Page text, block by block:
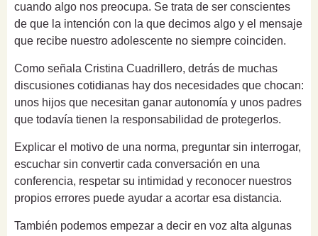
cuando algo nos preocupa. Se trata de ser conscientes
de que la intención con la que decimos algo y el mensaje
que recibe nuestro adolescente no siempre coinciden.
Como señala Cristina Cuadrillero, detrás de muchas
discusiones cotidianas hay dos necesidades que chocan:
unos hijos que necesitan ganar autonomía y unos padres
que todavía tienen la responsabilidad de protegerlos.
Explicar el motivo de una norma, preguntar sin interrogar,
escuchar sin convertir cada conversación en una
conferencia, respetar su intimidad y reconocer nuestros
propios errores puede ayudar a acortar esa distancia.
También podemos empezar a decir en voz alta algunas